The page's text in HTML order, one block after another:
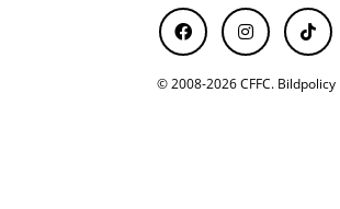
© 2008-2026 CFFC. Bildpolicy